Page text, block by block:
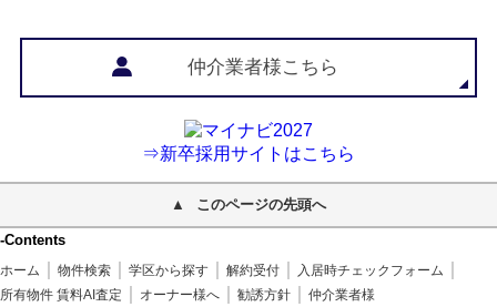
仲介業者様こちら
⇒新卒採用サイトはこちら
このページの先頭へ
-Contents
ホーム 物件検索 学区から探す 解約受付
入居時チェックフォーム
所有物件 賃料AI査定
オーナー様へ 勧誘方針 仲介業者様